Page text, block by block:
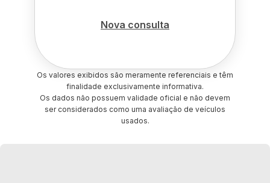
Nova consulta
Os valores exibidos são meramente referenciais e têm
finalidade exclusivamente informativa.
Os dados não possuem validade oficial e não devem
ser considerados como uma avaliação de veículos
usados.